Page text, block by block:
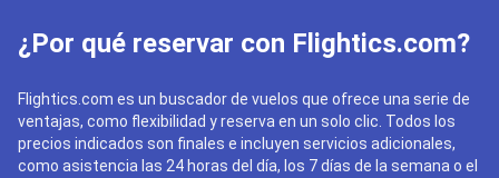
¿Por qué reservar con Flightics.com?
Flightics.com es un buscador de vuelos que ofrece una serie de
ventajas, como flexibilidad y reserva en un solo clic. Todos los
precios indicados son finales e incluyen servicios adicionales,
como asistencia las 24 horas del día, los 7 días de la semana o el